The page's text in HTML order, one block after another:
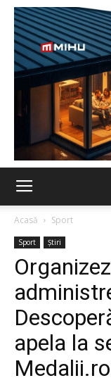
Acasă Sport
Sport Ştiri
apela la
Medalii.ro